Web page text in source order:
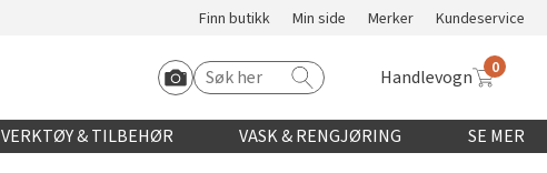
Finn butikk Min side Merker Kundeservice
Start Roomvo
Søk etter: Handlevogn 0
VERKTØY & TILBEHØR VASK & RENGJØRING SE MER